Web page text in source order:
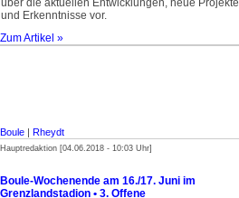
über die aktuellen Entwicklungen, neue Projekte
und Erkenntnisse vor.
Zum Artikel »
Boule | Rheydt
Hauptredaktion [04.06.2018 - 10:03 Uhr]
Boule-Wochenende am 16./17. Juni im
Grenzlandstadion • 3. Offene